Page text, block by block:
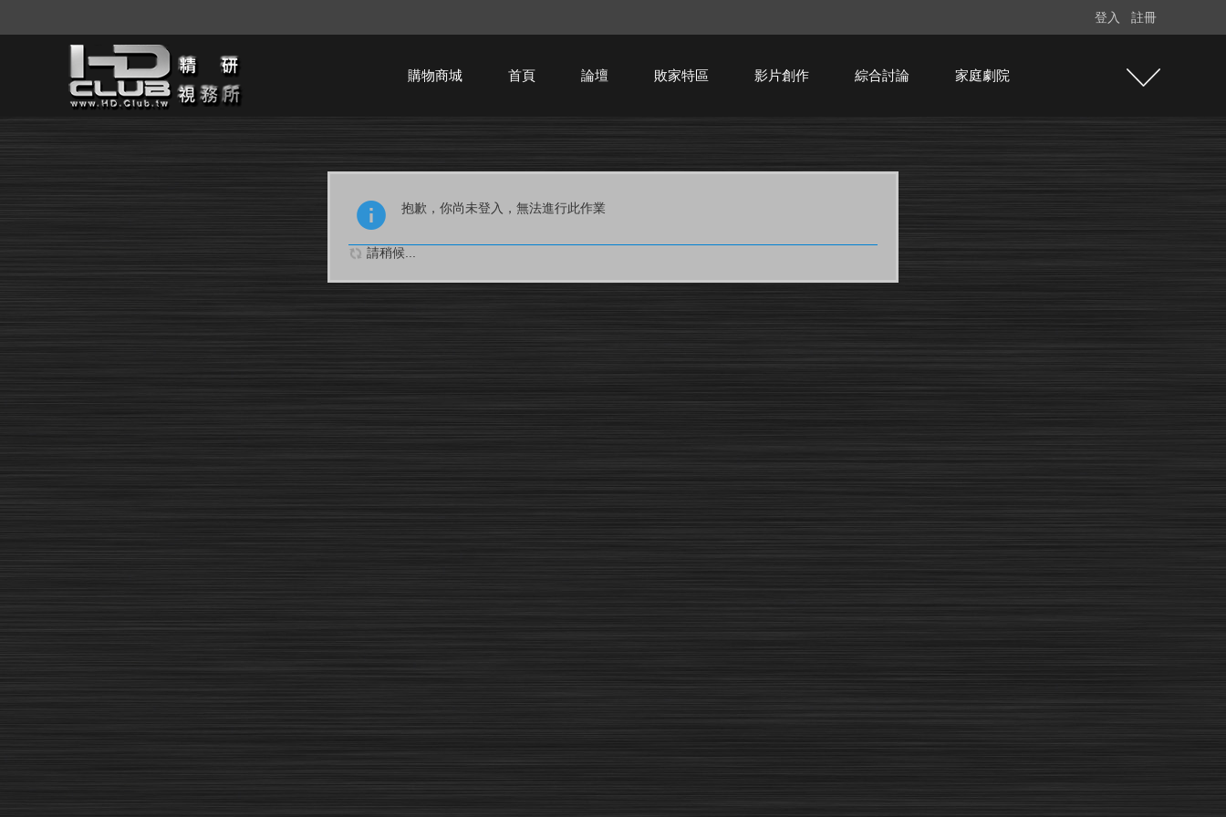
登入 註冊
購物商城 首頁 論壇 敗家特區 影片創作 綜合討論 家庭劇院
抱歉，你尚未登入，無法進行此作業
請稍候...